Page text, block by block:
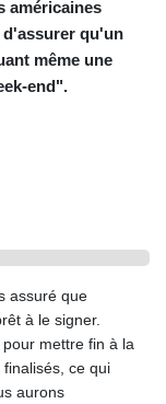
CUP 26.5
CVE 95.703894
DJF 177.720393
EUR 0.86495
FJD 2.20855
FKP 0.743241
GBP 0.741235
GEL 2.610391
américaines
d'assurer qu'un
même une
end".
assuré que
à le signer.
mettre fin à la
ce qui
aurons